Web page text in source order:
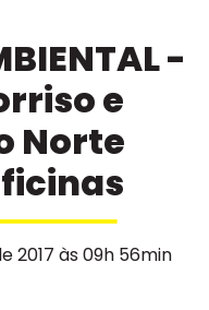
-
e
Norte
2017 às 09h 56min